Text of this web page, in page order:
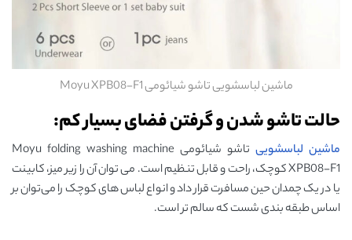
ماشین لباسشویی تاشو شیائومی Moyu XPB08-F1
حالت تاشو شدن و گرفتن فضای بسیار کم:
ماشین لباسشویی
تاشو شیائومی Moyu folding washing machine
XPB08-F1 کوچک، راحت و قابل تنظیم است. می توان آن را زیر میز، کابینت
یا در یک چمدان حین مسافرت قرار داد و انواع لباس ‌های کوچک را می‌توان بر
اساس طبقه ‌بندی شست که سالم ‌تر است.